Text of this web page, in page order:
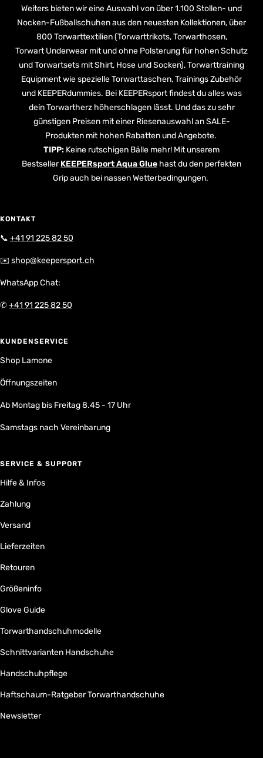
Weiters bieten wir eine Auswahl von über 1.100 Stollen- und
Nocken-Fußballschuhen aus den neuesten Kollektionen, über
800 Torwarttextilien (Torwarttrikots, Torwarthosen,
Torwart Underwear mit und ohne Polsterung für hohen Schutz
und Torwartsets mit Shirt, Hose und Socken), Torwarttraining
Equipment wie spezielle Torwarttaschen, Trainings Zubehör
und KEEPERdummies. Bei KEEPERsport findest du alles was
dein Torwartherz höherschlagen lässt. Und das zu sehr
günstigen Preisen mit einer Riesenauswahl an SALE-
Produkten mit hohen Rabatten und Angebote.
TIPP: Keine rutschigen Bälle mehr! Mit unserem
BestsellerKEEPERsport Aqua Glue hast du den perfekten
Grip auch bei nassen Wetterbedingungen.
KONTAKT
📞 +41 91 225 82 50
✉️ shop@keepersport.ch
WhatsApp Chat:
✆+41 91 225 82 50
KUNDENSERVICE
Shop Lamone
Öffnungszeiten
Ab Montag bis Freitag 8.45 - 17 Uhr
Samstags nach Vereinbarung
SERVICE & SUPPORT
Hilfe & Infos
Zahlung
Versand
Lieferzeiten
Retouren
Größeninfo
Glove Guide
Torwarthandschuhmodelle
Schnittvarianten Handschuhe
Handschuhpflege
Haftschaum-Ratgeber Torwarthandschuhe
Newsletter